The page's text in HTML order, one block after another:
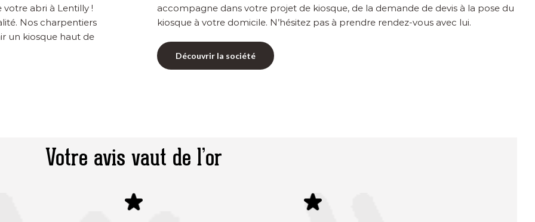
abri à Lentilly !
Nos charpentiers
un kiosque haut de
accompagne dans votre projet de kiosque, de la demande de devis à la pose du
kiosque à votre domicile. N’hésitez pas à prendre rendez-vous avec lui.
Découvrir la société
Votre avis vaut de l’or